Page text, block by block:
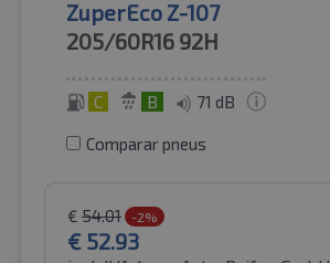
ZuperEco Z-107
205/60R16 92H
C B 71 dB
Comparar pneus
€ 54.01 -2%
€ 52.93